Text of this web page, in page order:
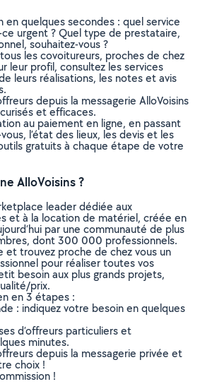
en quelques secondes : quel service
ce urgent ? Quel type de prestataire,
souhaitez-vous ?
les covoitureurs, proches de chez
leur profil, consultez les services
leurs réalisations, les notes et avis
depuis la messagerie AlloVoisins
et efficaces.
au paiement en ligne, en passant
l’état des lieux, les devis et les
gratuits à chaque étape de votre
AlloVoisins ?
leader dédiée aux
et à la location de matériel, créée en
par une communauté de plus
dont 300 000 professionnels.
et trouvez proche de chez vous un
pour réaliser toutes vos
besoin aux plus grands projets,
prix.
en 3 étapes :
: indiquez votre besoin en quelques
d’offreurs particuliers et
minutes.
depuis la messagerie privée et
choix !
!